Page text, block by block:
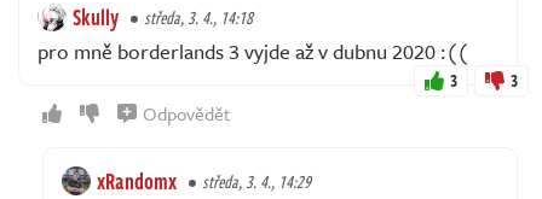
Skully středa, 3. 4., 14:18
pro mně borderlands 3 vyjde až v dubnu 2020 :((
3 3
Odpovědět
xRandomx středa, 3. 4., 14:29